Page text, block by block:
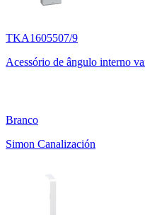
TKA1605507/9
Acessório de ângulo interno
Branco
Simon Canalización